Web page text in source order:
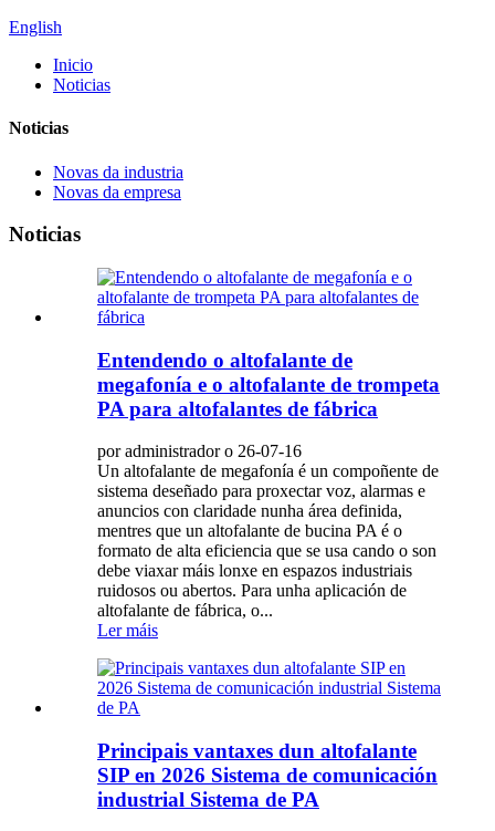
English
Inicio
Noticias
Noticias
Novas da industria
Novas da empresa
Noticias
Entendendo o altofalante de
megafonía e o altofalante de trompeta
PA para altofalantes de fábrica
por administrador o 26-07-16
Un altofalante de megafonía é un compoñente de
sistema deseñado para proxectar voz, alarmas e
anuncios con claridade nunha área definida,
mentres que un altofalante de bucina PA é o
formato de alta eficiencia que se usa cando o son
debe viaxar máis lonxe en espazos industriais
ruidosos ou abertos. Para unha aplicación de
altofalante de fábrica, o...
Ler máis
Principais vantaxes dun altofalante
SIP en 2026 Sistema de comunicación
industrial Sistema de PA